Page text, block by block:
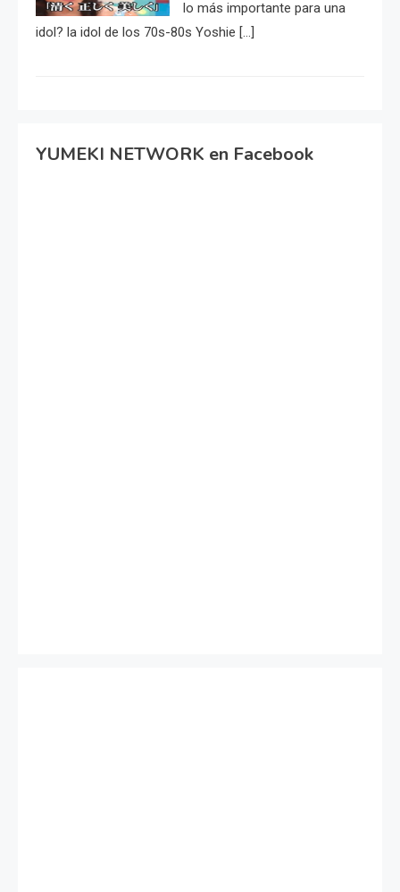
lo más importante para una
idol? la idol de los 70s-80s Yoshie […]
YUMEKI NETWORK en Facebook